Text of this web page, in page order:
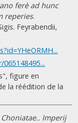
ferè ad hunc
reperies.
Feyrabendii,
figure en
la réédition de la
Imperij